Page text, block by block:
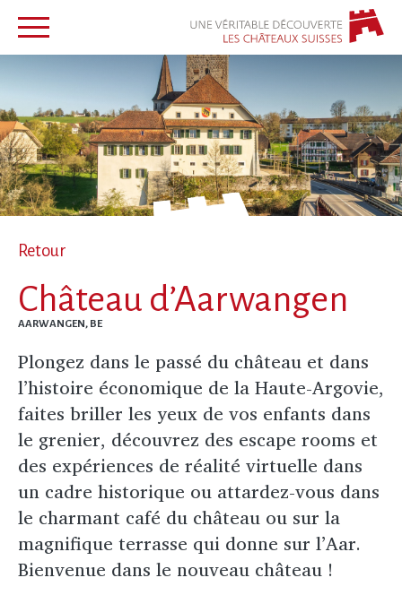
Retour
Château d’Aarwangen
AARWANGEN, BE
Plongez dans le passé du château et dans
l’histoire économique de la Haute-Argovie,
faites briller les yeux de vos enfants dans
le grenier, découvrez des escape rooms et
des expériences de réalité virtuelle dans
un cadre historique ou attardez-vous dans
le charmant café du château ou sur la
magnifique terrasse qui donne sur l’Aar.
Bienvenue dans le nouveau château !